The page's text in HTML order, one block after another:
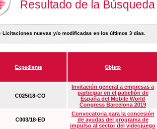
Resultado de la Búsqueda
Licitaciones nuevas y/o modificadas en los últimos 3 días.
Expediente Objeto
C025/18-CO
Invitación general a empresas a
participar en el pabellón de
España del Mobile World
Congress Barcelona 2019
C003/18-ED
Convocatoria para la concesión
de ayudas del programa de
impulso al sector del videojuego